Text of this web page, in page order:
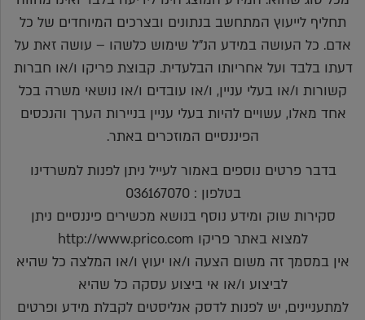
תחליף לייעוץ המתחשב בנתונים ובצרכים המיוחדים של כל
אדם. כל העושה במידע הנ"ל שימוש כלשהו – עושה זאת על
דעתו בלבד ועל אחריותו הבלעדית. קבוצת פריקו ו/או חברות
קשורות ו/או בעלי עניין, ו/או עובדים ו/או נושאי משרה בכל
אחד מאלו, עשויים להיות בעלי עניין בניירות הערך והנכסים
הפיננסיים המוזכרים באתר.
בדבר פרטים נוספים באמור לעייל ניתן לפנות למשרדינו
בטלפון : 036167070
סקירות שוק ומידע נוסף בנושא מכשירים פיננסיים ניתן
למצוא באתר פריקו http://www.prico.com
אין במסמך זה משום הצעה ו/או יעוץ ו/או המלצה כל שהיא
לביצוע ו/או אי ביצוע עסקה כל שהיא
למתעניינים, יש לפנות לדסק אנליסטים לקבלת מידע ופרטים